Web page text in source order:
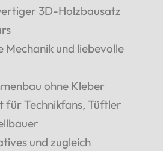
3D-Holzbausatz
Mechanik und liebevolle
ohne Kleber
für Technikfans, Tüftler
und zugleich